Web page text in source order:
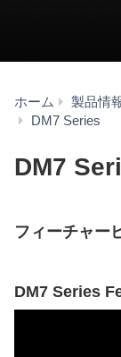
ホーム 製品情
DM7 Series
ト
ニ
DM7
フィーチャー
DM7 Series